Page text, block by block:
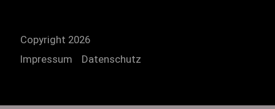
Copyright 2026
Impressum
Datenschutz